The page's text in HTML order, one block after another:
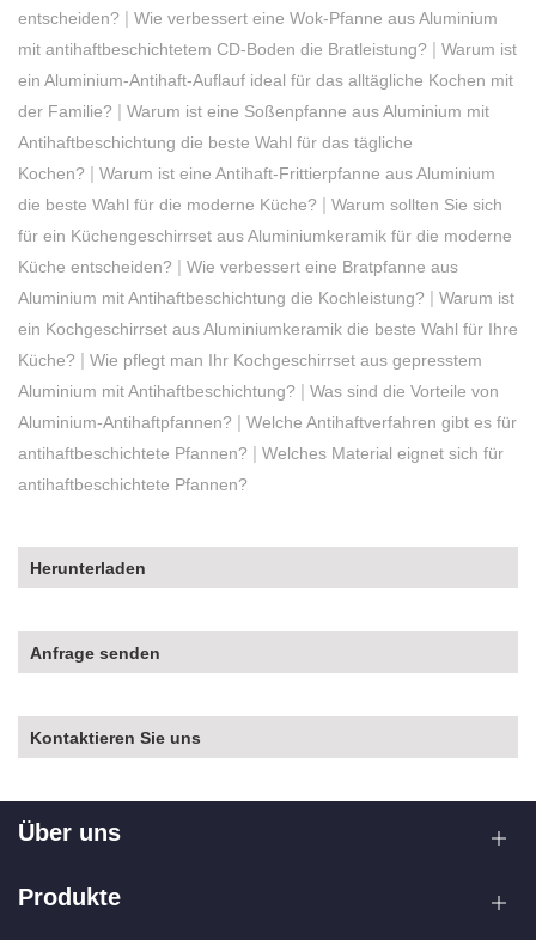
entscheiden? | Wie verbessert eine Wok-Pfanne aus Aluminium
mit antihaftbeschichtetem CD-Boden die Bratleistung? | Warum ist
ein Aluminium-Antihaft-Auflauf ideal für das alltägliche Kochen mit
der Familie? | Warum ist eine Soßenpfanne aus Aluminium mit
Antihaftbeschichtung die beste Wahl für das tägliche
Kochen? | Warum ist eine Antihaft-Frittierpfanne aus Aluminium
die beste Wahl für die moderne Küche? | Warum sollten Sie sich
für ein Küchengeschirrset aus Aluminiumkeramik für die moderne
Küche entscheiden? | Wie verbessert eine Bratpfanne aus
Aluminium mit Antihaftbeschichtung die Kochleistung? | Warum ist
ein Kochgeschirrset aus Aluminiumkeramik die beste Wahl für Ihre
Küche? | Wie pflegt man Ihr Kochgeschirrset aus gepresstem
Aluminium mit Antihaftbeschichtung? | Was sind die Vorteile von
Aluminium-Antihaftpfannen? | Welche Antihaftverfahren gibt es für
antihaftbeschichtete Pfannen? | Welches Material eignet sich für
antihaftbeschichtete Pfannen?
Herunterladen
Anfrage senden
Kontaktieren Sie uns
Über uns
Produkte